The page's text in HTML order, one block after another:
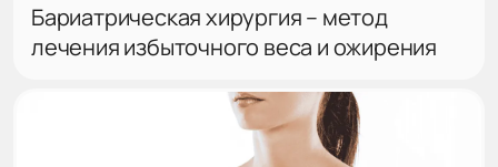
Бариатрическая хирургия – метод
лечения избыточного веса и ожирения